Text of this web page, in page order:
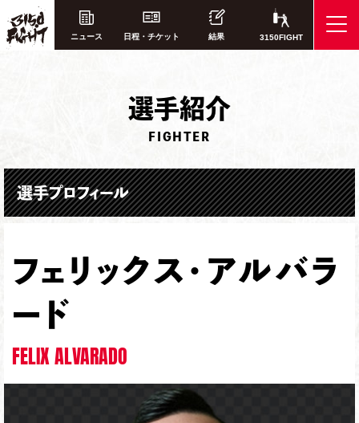
ニュース 日程・チケット 結果 3150FIGHT
選手紹介
FIGHTER
選手プロフィール
フェリックス・アルバラ
ード
FELIX ALVARADO